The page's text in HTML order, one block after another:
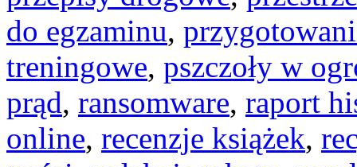
do egzaminu,
treningowe, pszczoły w
prąd, ransomware, raport
online, recenzje książek,